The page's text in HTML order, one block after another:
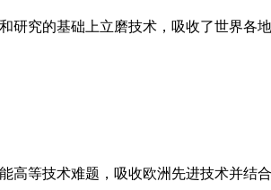
研究的基础上立磨技术，吸收了世界
高等技术难题，吸收欧洲先进技术并